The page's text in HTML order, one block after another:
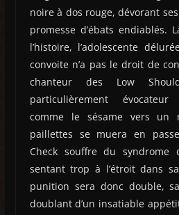
noire à dos rouge, dévorant
promesse d’ébats endiablés.
l’histoire, l’adolescente
convoite n’a pas le droit de
chanteur des Low
particulièrement évocateur
comme le sésame vers un
paillettes se muera en
Check souffre du syndrome
sentant trop à l’étroit dans
punition sera donc double,
doublant d’un insatiable